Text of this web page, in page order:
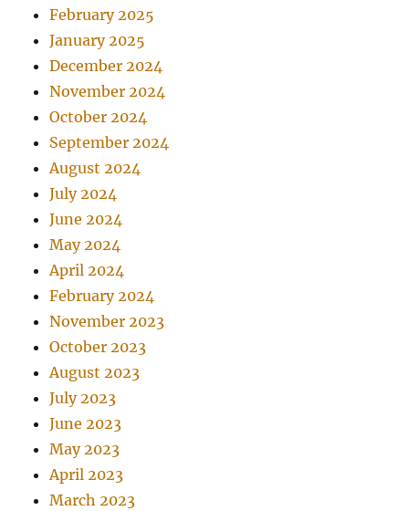
February 2025
January 2025
December 2024
November 2024
October 2024
September 2024
August 2024
July 2024
June 2024
May 2024
April 2024
February 2024
November 2023
October 2023
August 2023
July 2023
June 2023
May 2023
April 2023
March 2023